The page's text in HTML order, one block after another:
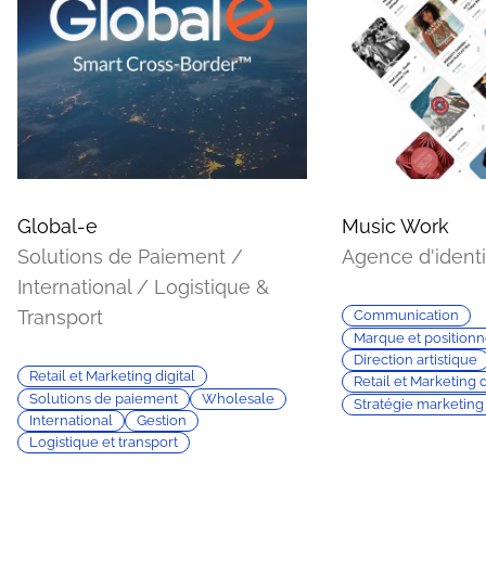
Global-e
Solutions de Paiement /
International / Logistique &
Transport
Retail et Marketing digital
Solutions de paiement
Wholesale
International
Gestion
Logistique et transport
Music Work
Agence
Communication
Marque et
Direction artistique
Retail et Marketing
Stratégie marketing